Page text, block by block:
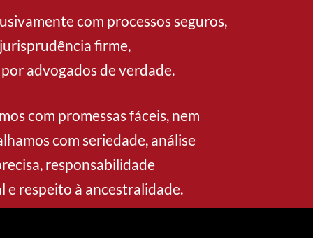
com processos seguros,
firme,
advogados de verdade.
com promessas fáceis, nem
com seriedade, análise
responsabilidade
e respeito à ancestralidade.